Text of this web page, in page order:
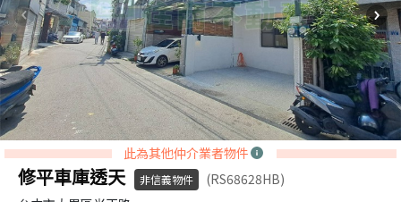
此為其他仲介業者物件
修平車庫透天 非信義物件
(RS68628HB)